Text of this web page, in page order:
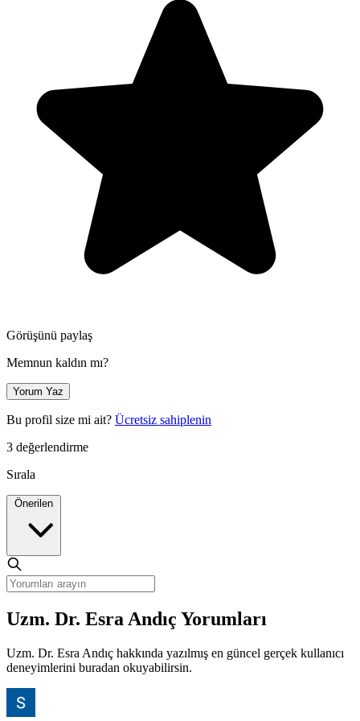
Görüşünü paylaş
Memnun kaldın mı?
Yorum Yaz
Bu profil size mi ait? Ücretsiz sahiplenin
3 değerlendirme
Sırala
Uzm. Dr. Esra Andıç Yorumları
Uzm. Dr. Esra Andıç hakkında yazılmış en güncel gerçek kullanıcı
deneyimlerini buradan okuyabilirsin.